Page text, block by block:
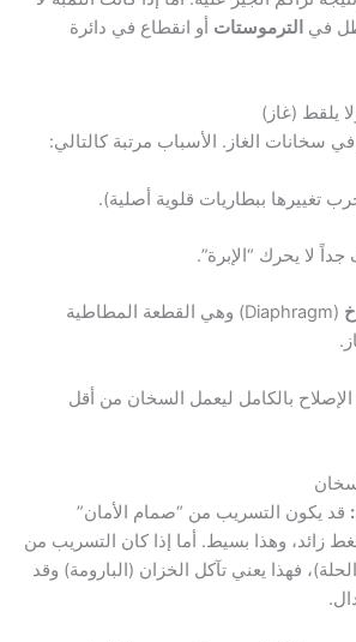
في الترموستات أو انقطاع في دائرة
سخانات الغاز. الأسباب مرتبة كالتالي:
(Diaphragm) وهي القطعة المطاطية
بالكامل ليعمل السخان من أقل
قد يكون التسريب من “صمام الأمان”
زائد، وهذا بسيط. أما إذا كان التسريب من
فهذا يعني تآكل الخزان (البارومة) وقد